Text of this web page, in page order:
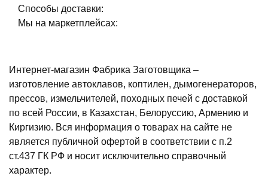
Способы доставки:
Мы на маркетплейсах:
Интернет-магазин Фабрика Заготовщика –
изготовление автоклавов, коптилен, дымогенераторов,
прессов, измельчителей, походных печей с доставкой
по всей России, в Казахстан, Белоруссию, Армению и
Киргизию. Вся информация о товарах на сайте не
является публичной офертой в соответствии с п.2
ст.437 ГК РФ и носит исключительно справочный
характер.